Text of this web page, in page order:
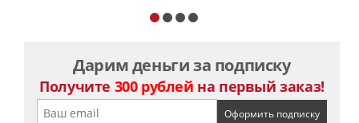
Дарим деньги за подписку
Получите 300 рублей на первый заказ!